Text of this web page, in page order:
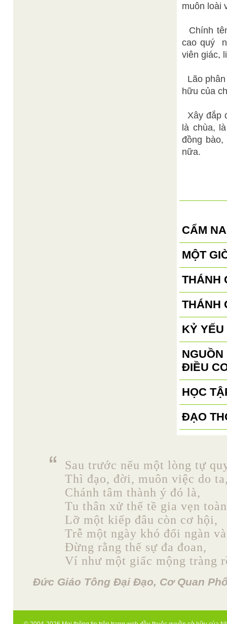
muôn loài
Chính
cao quý
viên giác,
Lão
hữu của
Xây đắp
là chùa,
đồng
nữa.
CẨM
MỘT
THÁNH
THÁNH
KỶ
ĐIỀU
HỌC
ĐẠO
Sau trước nếu một lòng tự
Thì đạo, đời, muôn việc do
Chánh tâm thành ý đó là,
Tu thân xử thế tề gia vẹn
Lỡ một kiếp đâu còn cơ hội,
Trễ một ngày khó đổi ngàn
Đừng rằng thế sự đa đoan,
Ví như một giấc mộng tràng
Đức Giáo Tông Đại Đạo, Cơ Quan